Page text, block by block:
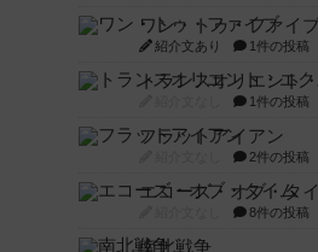
ワン・トゥ・ファイブ
紹介文あり 1件の投稿
1件の投稿
フラットアイアン
2件の投稿
エコーズ・オブ・タ
8件の投稿
南北戦争